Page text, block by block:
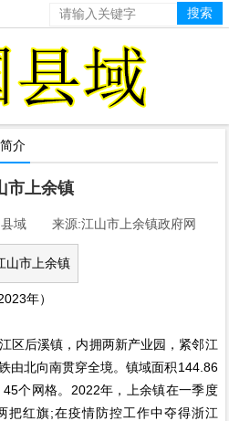
介
市上余镇
域 来源:江山市上余镇政府网
年）
后溪镇，内拥两新产业园，紧邻江
由北向南贯穿全境。镇域面积144.86
个网格。2022年，上余镇在一季度
把红旗;在疫情防控工作中夺得浙江